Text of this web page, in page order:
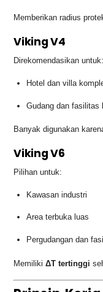
Memberikan radius
Viking V4
Direkomendasikan untuk:
Hotel dan villa
Gudang dan fasilitas
Banyak digunakan
Viking V6
Pilihan untuk:
Kawasan industri
Area terbuka luas
Pergudangan dan
MemilikiΔT tertinggi